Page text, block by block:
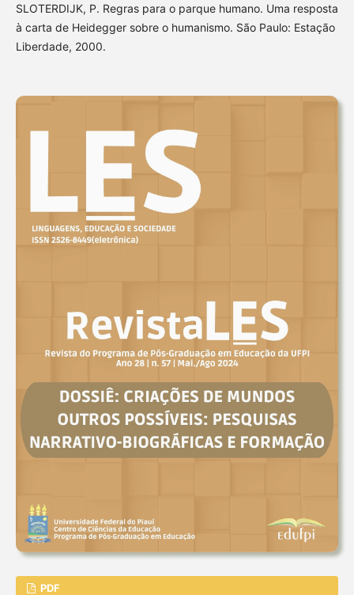
SLOTERDIJK, P. Regras para o parque humano. Uma resposta
à carta de Heidegger sobre o humanismo. São Paulo: Estação
Liberdade, 2000.
PDF